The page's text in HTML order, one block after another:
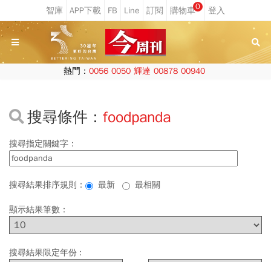
0
熱門： 0056 0050 輝達 00878 00940
搜尋條件： foodpanda
搜尋指定關鍵字：
搜尋結果排序規則： 最新 最相關
顯示結果筆數：
搜尋結果限定年份 :